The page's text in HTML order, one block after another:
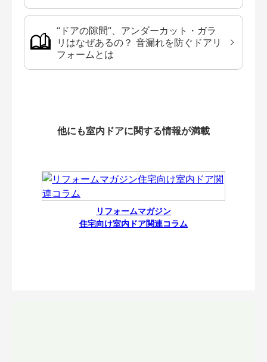
“ドアの隙間”、アンダーカット・ガラ
リはなぜあるの？ 音漏れを防ぐドアリ
フォームとは
他にも室内ドアに関する情報が満載
リフォームマガジン
住宅向け室内ドア関連コラム